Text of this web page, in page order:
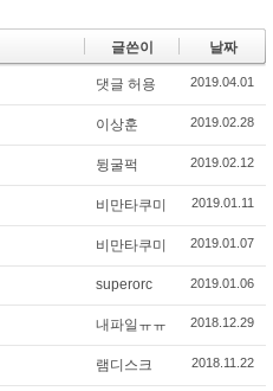
글쓴이 날짜
댓글 허용 2019.04.01
이상훈 2019.02.28
뒹굴퍽 2019.02.12
비만타쿠미 2019.01.11
비만타쿠미 2019.01.07
superorc 2019.01.06
내파일ㅠㅠ 2018.12.29
램디스크 2018.11.22